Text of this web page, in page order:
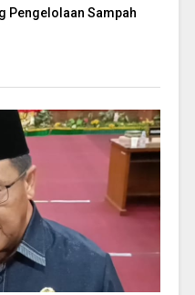
Pengelolaan Sampah